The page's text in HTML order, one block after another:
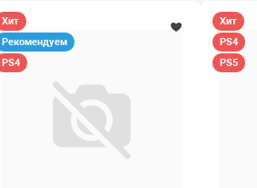
Хит
Рекомендуем
PS4
Хит
PS4
PS5